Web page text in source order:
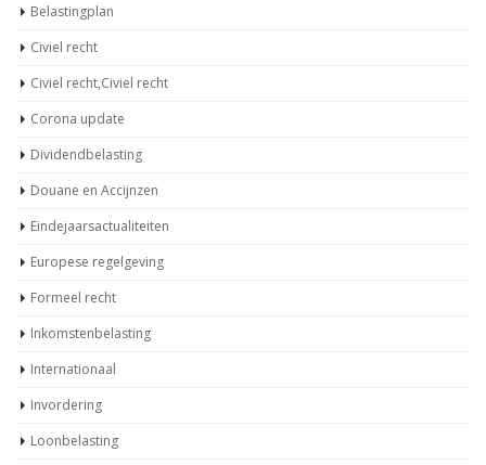
Belastingplan
Civiel recht
Civiel recht,Civiel recht
Corona update
Dividendbelasting
Douane en Accijnzen
Eindejaarsactualiteiten
Europese regelgeving
Formeel recht
Inkomstenbelasting
Internationaal
Invordering
Loonbelasting